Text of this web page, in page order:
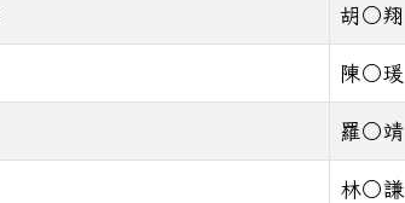
胡○翔
陳○瑗
羅○靖
林○謙